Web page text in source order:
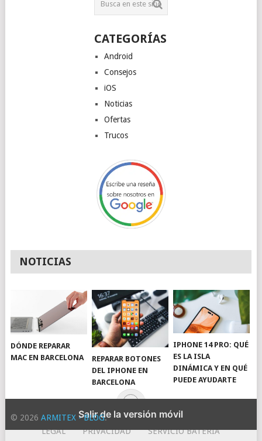
CATEGORÍAS
Android
Consejos
iOS
Noticias
Ofertas
Trucos
NOTICIAS
DÓNDE REPARAR
MAC EN BARCELONA
REPARAR BOTONES
DEL IPHONE EN
BARCELONA
IPHONE 14 PRO: QUÉ
ES LA ISLA
DINÁMICA Y EN QUÉ
PUEDE AYUDARTE
© 2026ARMITEX - BLOG.
LEGAL
PRIVACIDAD
SERVICIO BATERIA
Salir de la versión móvil